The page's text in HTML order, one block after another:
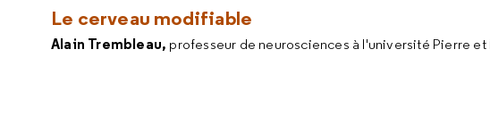
Le cerveau modifiable
Alain Trembleau, professeur de neurosciences à l'université Pierre